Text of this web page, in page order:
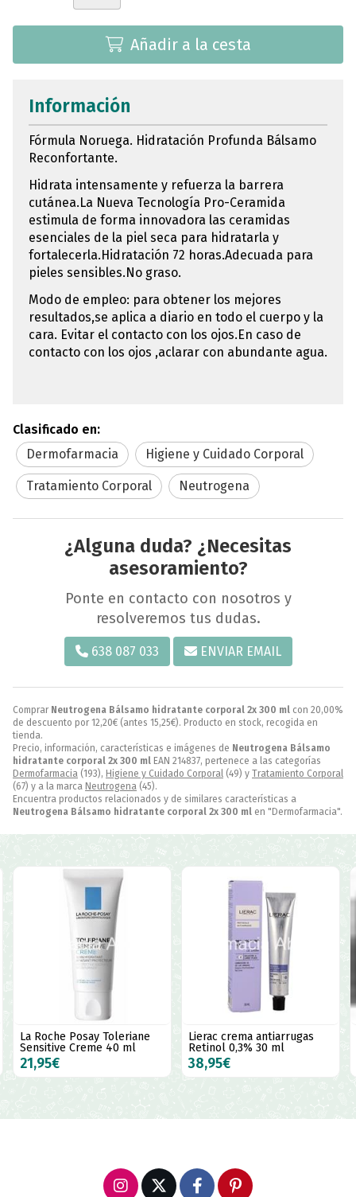
Añadir a la cesta
Comprar Neutrogena Bálsamo hidratante corporal 2x 300 ml con 20,00%
de descuento por 12,20€ (antes 15,25€). Producto en stock, recogida en
tienda.
Precio, información, características e imágenes de Neutrogena Bálsamo
hidratante corporal 2x 300 ml EAN 214837, pertenece a las categorías
Dermofarmacia (193), Higiene y Cuidado Corporal (49) y Tratamiento Corporal
(67) y a la marca Neutrogena (45).
Encuentra productos relacionados y de similares características a
Neutrogena Bálsamo hidratante corporal 2x 300 ml en "Dermofarmacia".
Información
Fórmula Noruega. Hidratación Profunda Bálsamo
Reconfortante.
Hidrata intensamente y refuerza la barrera
cutánea.La Nueva Tecnología Pro-Ceramida
estimula de forma innovadora las ceramidas
esenciales de la piel seca para hidratarla y
fortalecerla.Hidratación 72 horas.Adecuada para
pieles sensibles.No graso.
Modo de empleo: para obtener los mejores
resultados,se aplica a diario en todo el cuerpo y la
cara. Evitar el contacto con los ojos.En caso de
contacto con los ojos ,aclarar con abundante agua.
Clasificado en:
Dermofarmacia
Higiene y Cuidado Corporal
Tratamiento Corporal Neutrogena
¿Alguna duda? ¿Necesitas
asesoramiento?
Ponte en contacto con nosotros y
resolveremos tus dudas.
638 087 033 ENVIAR EMAIL
Lierac crema antiarrugas
Retinol 0,3% 30 ml
38,95€
Lierac premium crema
sedosa 50 ml
89,90€